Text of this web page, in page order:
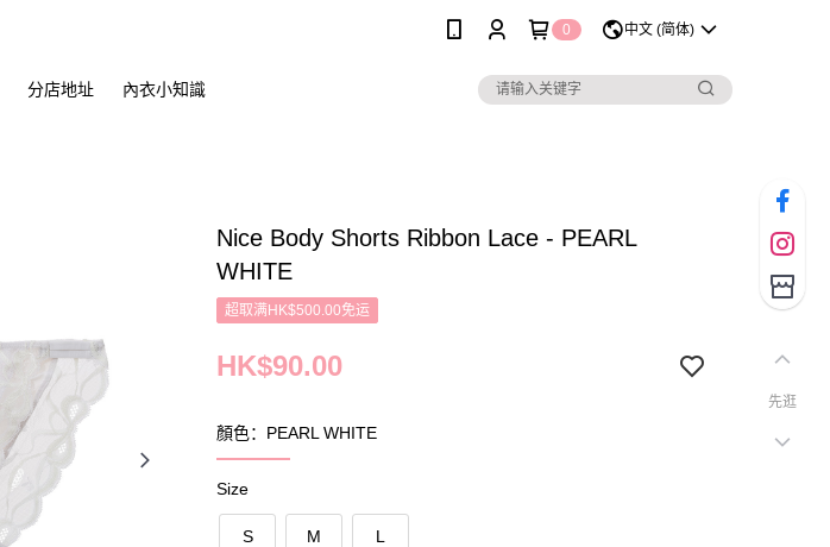
0 中文 (简体)
分店地址 內衣小知識
Nice Body Shorts Ribbon Lace - PEARL
WHITE
超取满HK$500.00免运
HK$90.00
顏色：PEARL WHITE
Size
S M L
先逛